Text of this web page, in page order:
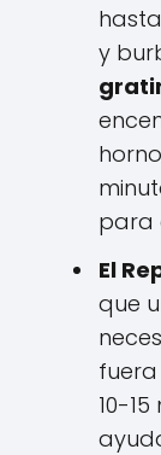
y
para
El
que
10-